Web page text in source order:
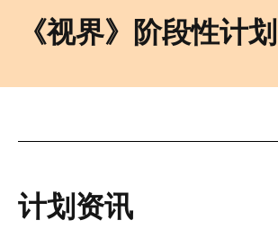
《视界》阶段性计划
计划资讯